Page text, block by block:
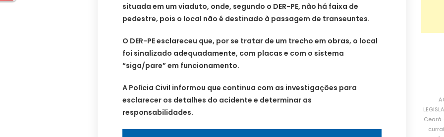
situada em um viaduto, onde, segundo o DER-PE, não há faixa de
pedestre, pois o local não é destinado à passagem de transeuntes.
O DER-PE esclareceu que, por se tratar de um trecho em obras, o local
foi sinalizado adequadamente, com placas e com o sistema
“siga/pare” em funcionamento.
A Polícia Civil informou que continua com as investigações para
esclarecer os detalhes do acidente e determinar as
responsabilidades.
Ceará